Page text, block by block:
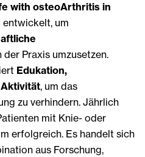
with osteoArthritis in
entwickelt, um
der Praxis umzusetzen.
Edukation,
, um das
zu verhindern. Jährlich
mit Knie- oder
erfolgreich. Es handelt sich
aus Forschung,